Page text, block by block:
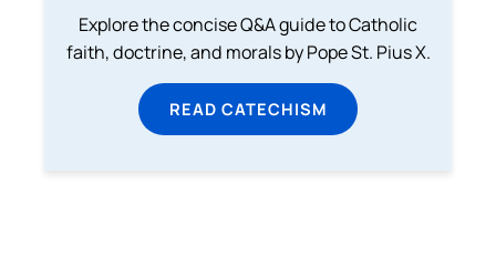
Explore the concise Q&A guide to Catholic
faith, doctrine, and morals by Pope St. Pius X.
READ CATECHISM